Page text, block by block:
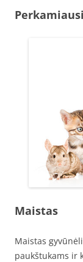
Maistas
Maistas
paukštukams ir